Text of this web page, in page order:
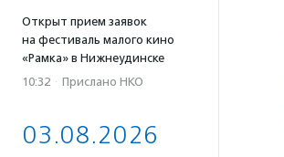
Открыт прием заявок
на фестиваль малого кино
«Рамка» в Нижнеудинске
10:32 · Прислано НКО
03.08.2026